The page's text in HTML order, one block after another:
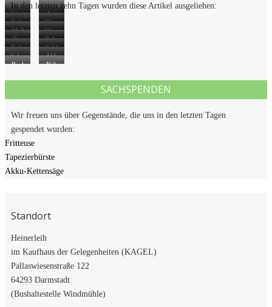
In den letzten zehn Tagen wurden diese Artikel ausgeliehen:
Lötst
ation
Acti
onca
m
Rohr
reini
gung
sspir
Klap
pleit
er
Mall
errol
le mi
t Ver
g
Wass
erwa
age
Bea
mer
Bohr
ham
mer
Bohr
Schl
schin
Scho
unne
Akk
raub
Racl
Näh
SACHSPENDEN
Wir freuen uns über Gegenstände, die uns in den letzten Tagen
gespendet wurden:
Fritteuse
Tapezierbürste
Akku-Kettensäge
Standort
Heinerleih
im Kaufhaus der Gelegenheiten (KAGEL)
Pallaswiesenstraße 122
64293 Darmstadt
(Bushaltestelle Windmühle)